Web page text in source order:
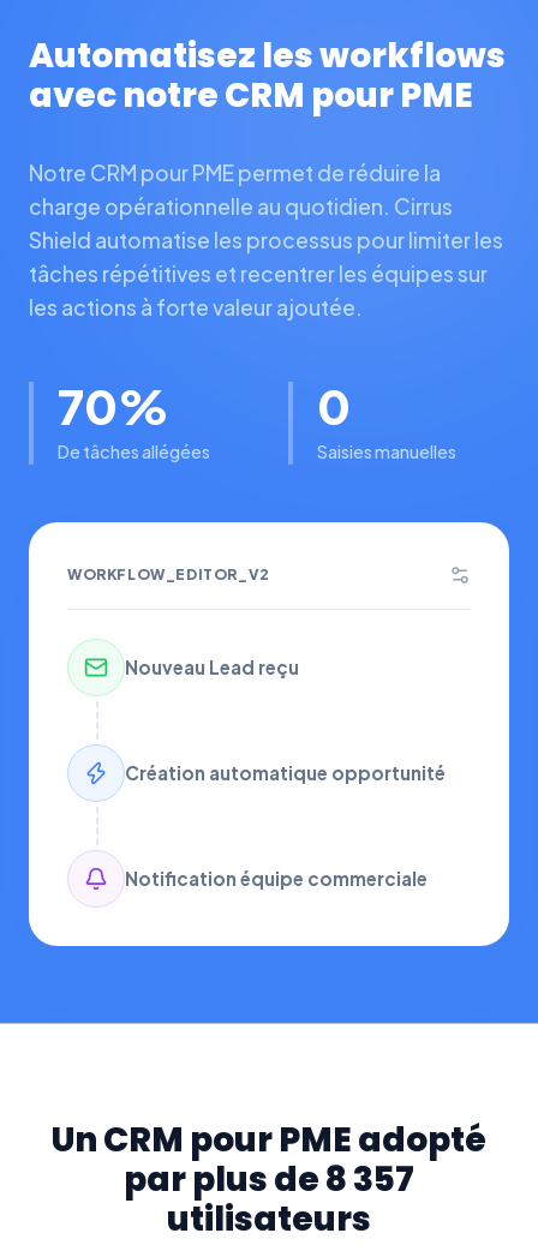
Automatisez les workflows
avec notre CRM pour PME
Notre CRM pour PME permet de réduire la
charge opérationnelle au quotidien. Cirrus
Shield automatise les processus pour limiter les
tâches répétitives et recentrer les équipes sur
les actions à forte valeur ajoutée.
70%
De tâches allégées
0
Saisies manuelles
WORKFLOW_EDITOR_V2
Nouveau Lead reçu
Création automatique opportunité
Notification équipe commerciale
Un CRM pour PME adopté
par plus de 8 357
utilisateurs